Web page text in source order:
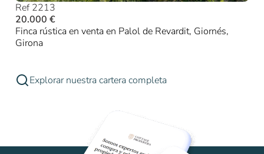
Ref 2213
20.000 €
Finca rústica en venta en Palol de Revardit, Giornés,
Girona
Explorar nuestra cartera completa